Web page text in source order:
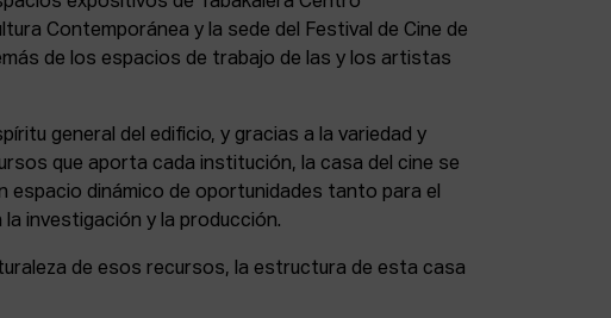
Contemporánea y la sede del Festival de Cine de
de los espacios de trabajo de las y los artistas
general del edificio, y gracias a la variedad y
que aporta cada institución, la casa del cine se
espacio dinámico de oportunidades tanto para el
investigación y la producción.
de esos recursos, la estructura de esta casa